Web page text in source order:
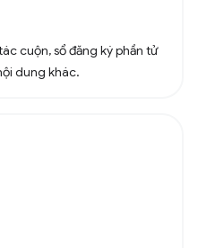
cuộn, sổ đăng ký phần tử
dung khác.